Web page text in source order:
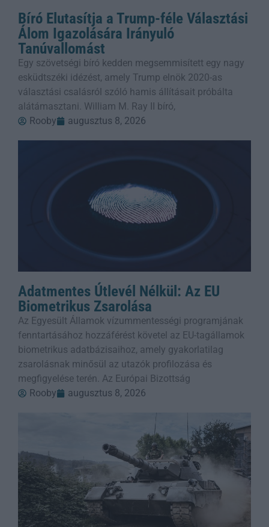
Bíró Elutasítja a Trump-féle Választási
Álom Igazolására Irányuló
Tanúvallomást
Egy szövetségi bíró kedden megsemmisített egy nagy
esküdtszéki idézést, amely Trump elnök 2020-as
választási csalásról szóló hamis állításait próbálta
alátámasztani. William M. Ray II bíró,
Rooby
augusztus 8, 2026
Adatmentes Útlevél Nélkül: Az EU
Biometrikus Zsarolása
Az Egyesült Államok vízummentességi programjának
fenntartásához hozzáférést követel az EU-tagállamok
biometrikus adatbázisaihoz, amely gyakorlatilag
zsarolásnak minősül az utazók profilozása és
megfigyelése terén. Az Európai Bizottság
Rooby
augusztus 8, 2026